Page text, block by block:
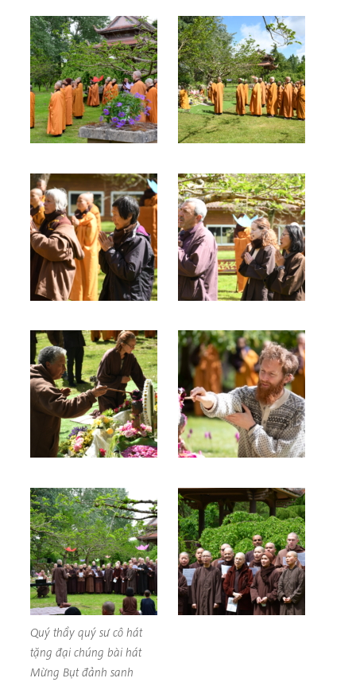
Quý thầy quý sư cô hát
tặng đại chúng bài hát
Mừng Bụt đảnh sanh